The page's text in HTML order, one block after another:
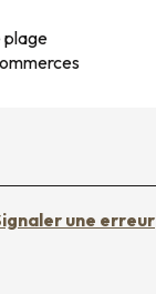
plage
une erreur